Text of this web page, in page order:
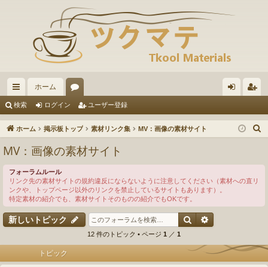
イ
ッ
ン
ク
ホーム
ー
ム
イ ザ
録
検索 ログイン ユーザー登録
ホーム 掲示板トップ 素材リンク集 MV：画像の素材サイト
MV：画像の素材サイト
フォーラムルール
リンク先の素材サイトの規約違反にならないように注意してください（素材への直リ
ンクや、トップページ以外のリンクを禁止しているサイトもあります）。
特定素材の紹介でも、素材サイトそのものの紹介でもOKです。
新しいトピック 検索
12 件のトピック • ページ 1 ／ 1
トピック